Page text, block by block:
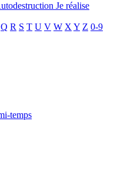
Je réalise
Q R S T U V W X Y Z 0-9
temps